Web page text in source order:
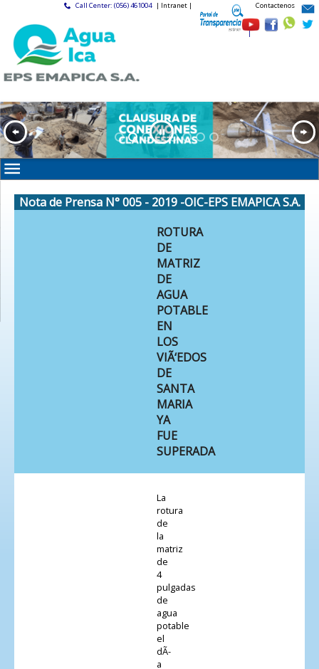
Call Center: (056) 461004 | Intranet |
|
Contactenos
Nota de Prensa N° 005 - 2019 -OIC-EPS EMAPICA S.A.
ROTURA
DE
MATRIZ
DE
AGUA
POTABLE
EN
LOS
VIÃ‘EDOS
DE
SANTA
MARIA
YA
FUE
SUPERADA
La
rotura
de
la
matriz
de
4
pulgadas
de
agua
potable
el
dÃ­
a